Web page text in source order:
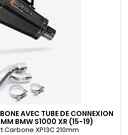
AVEC TUBE DE CONNEXION
BMW S1000 XR (15-19)
Carbone XP13C 210mm